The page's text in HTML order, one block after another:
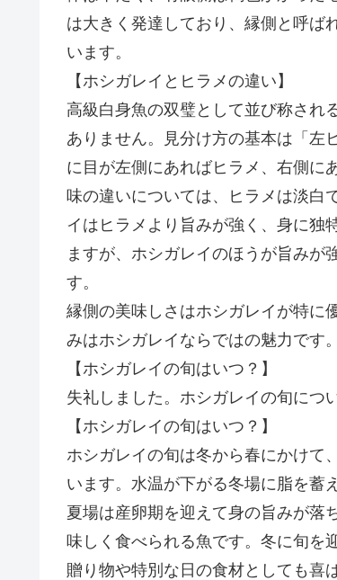
は大きく発達しており、縁側と呼ば
います。
【ホシガレイとヒラメの違い】
高級白身魚の双璧として並び称され
ありません。見分け方の基本は「左
に目が左側にあればヒラメ、右側に
味の違いについては、ヒラメは淡白
イはヒラメより旨みが強く、身に独
ますが、ホシガレイのほうが旨みが
す。
縁側の美味しさはホシガレイが特に
みはホシガレイならではの魅力です。
【ホシガレイの旬はいつ？】
失礼しました。ホシガレイの旬につ
【ホシガレイの旬はいつ？】
ホシガレイの旬は冬から春にかけて
います。水温が下がる冬場に脂を蓄
夏場は産卵期を迎えて身の旨みが落
味しく食べられる魚です。冬に旬を
贈り物や特別な日の食材としても喜